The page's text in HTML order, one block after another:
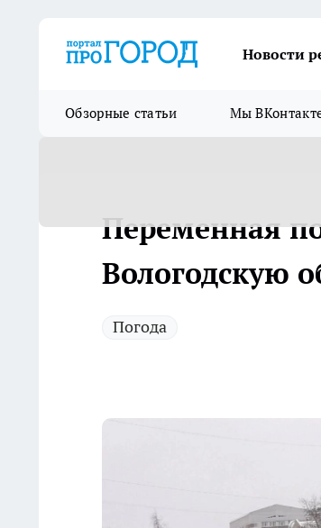
Новости
Обзорные статьи Мы
Переменная
Вологодскую
Погода